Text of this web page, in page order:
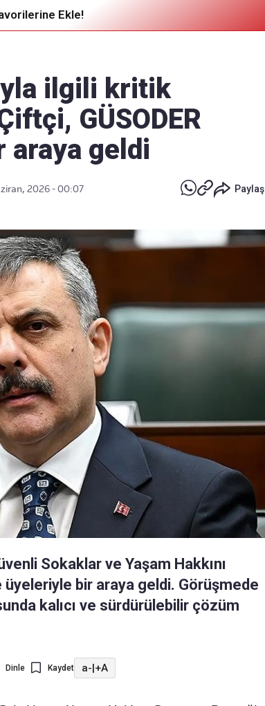
göndermek için
Ekle!
ilgili kritik
GÜSODER
geldi
2026 - 00:07 Paylaş
Sokaklar ve Yaşam Hakkını
bir araya geldi. Görüşmede
kalıcı ve sürdürülebilir çözüm
Dinle Kaydet a-|+A